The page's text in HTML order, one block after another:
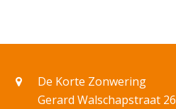
De Korte Zonwering
Gerard Walschapstraat 26